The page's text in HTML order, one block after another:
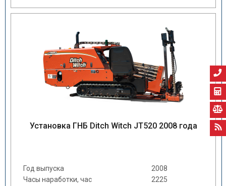
Установка ГНБ Ditch Witch JT520 2008 года
Год выпуска
2008
Часы наработки, час
2225